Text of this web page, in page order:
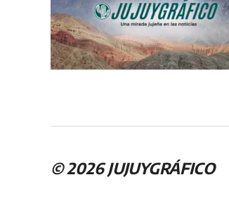
© 2026JUJUYGRÁFICO